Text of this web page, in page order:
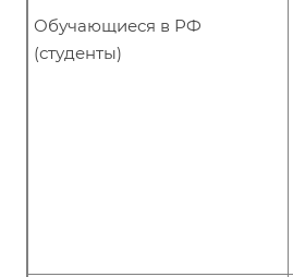
Обучающиеся в РФ
(студенты)